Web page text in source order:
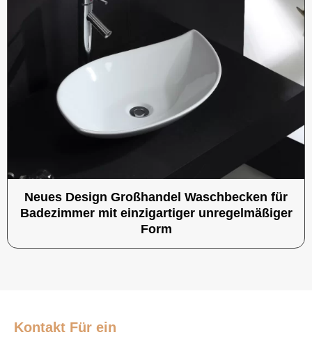
Neues Design Großhandel Waschbecken für
Badezimmer mit einzigartiger unregelmäßiger
Form
Kontakt Für ein